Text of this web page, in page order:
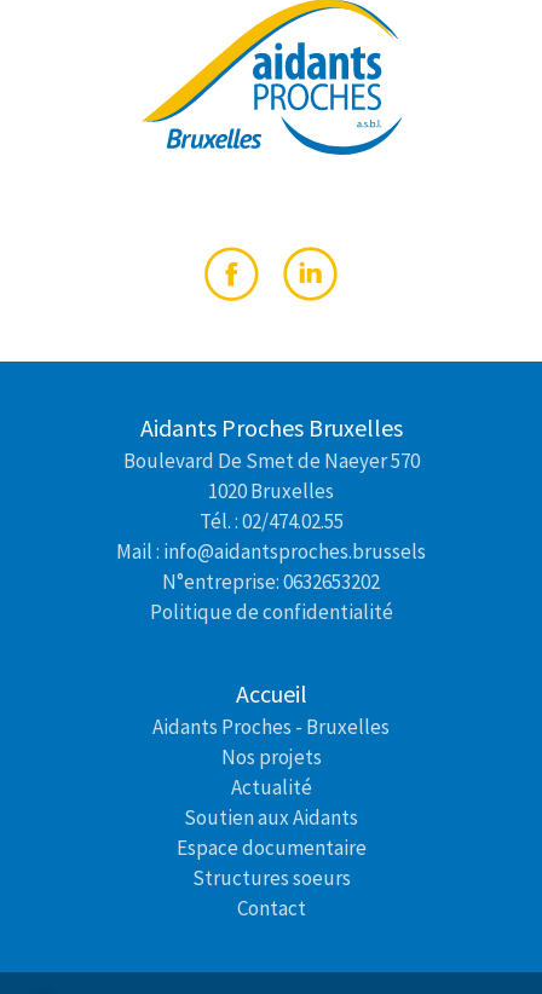
Aidants Proches Bruxelles
Boulevard De Smet de Naeyer 570
1020 Bruxelles
Tél. : 02/474.02.55
Mail : info@aidantsproches.brussels
N°entreprise: 0632653202
Politique de confidentialité
Accueil
Aidants Proches - Bruxelles
Nos projets
Actualité
Soutien aux Aidants
Espace documentaire
Structures soeurs
Contact